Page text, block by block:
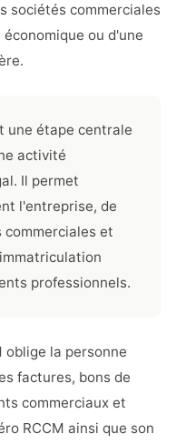
sociétés commerciales
ou d'une
une étape centrale
activité
Il permet
l'entreprise, de
et
professionnels.
oblige la personne
factures, bons de
commerciaux et
RCCM ainsi que son